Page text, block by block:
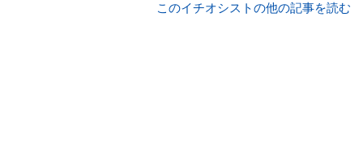
スマホ1つでスキマ時間に効率的に稼ぐ！』（翔泳社刊） ほか著書多
このイチオシストの他の記事を読む